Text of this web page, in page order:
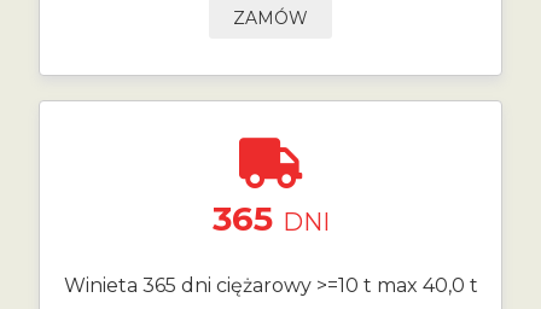
ZAMÓW
365 DNI
Winieta 365 dni ciężarowy >=10 t max 40,0 t